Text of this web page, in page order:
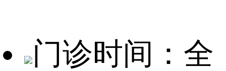
门诊时间：全